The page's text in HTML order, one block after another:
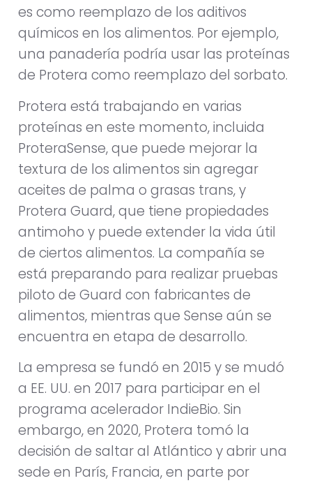
es como reemplazo de los aditivos
químicos en los alimentos. Por ejemplo,
una panadería podría usar las proteínas
de Protera como reemplazo del sorbato.
Protera está trabajando en varias
proteínas en este momento, incluida
ProteraSense, que puede mejorar la
textura de los alimentos sin agregar
aceites de palma o grasas trans, y
Protera Guard, que tiene propiedades
antimoho y puede extender la vida útil
de ciertos alimentos. La compañía se
está preparando para realizar pruebas
piloto de Guard con fabricantes de
alimentos, mientras que Sense aún se
encuentra en etapa de desarrollo.
La empresa se fundó en 2015 y se mudó
a EE. UU. en 2017 para participar en el
programa acelerador IndieBio. Sin
embargo, en 2020, Protera tomó la
decisión de saltar al Atlántico y abrir una
sede en París, Francia, en parte por